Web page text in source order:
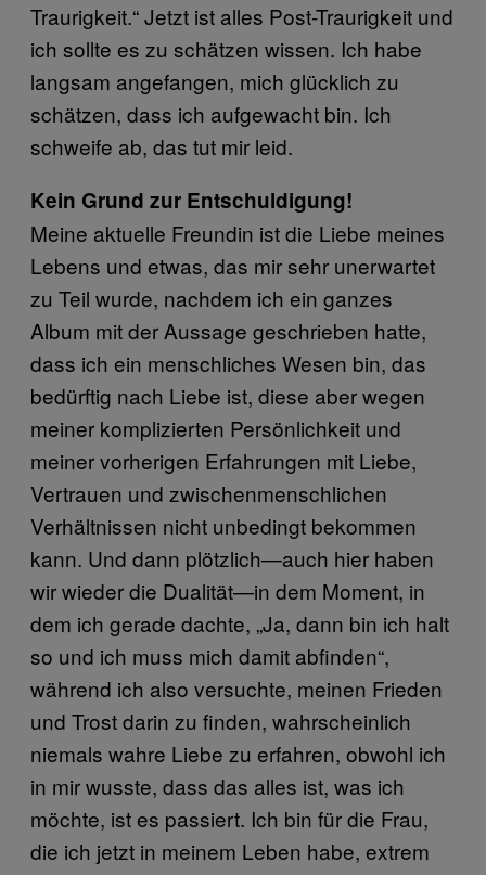
Traurigkeit.“ Jetzt ist alles Post-Traurigkeit und
ich sollte es zu schätzen wissen. Ich habe
langsam angefangen, mich glücklich zu
schätzen, dass ich aufgewacht bin. Ich
schweife ab, das tut mir leid.
Kein Grund zur Entschuldigung!
Meine aktuelle Freundin ist die Liebe meines
Lebens und etwas, das mir sehr unerwartet
zu Teil wurde, nachdem ich ein ganzes
Album mit der Aussage geschrieben hatte,
dass ich ein menschliches Wesen bin, das
bedürftig nach Liebe ist, diese aber wegen
meiner komplizierten Persönlichkeit und
meiner vorherigen Erfahrungen mit Liebe,
Vertrauen und zwischenmenschlichen
Verhältnissen nicht unbedingt bekommen
kann. Und dann plötzlich—auch hier haben
wir wieder die Dualität—in dem Moment, in
dem ich gerade dachte, „Ja, dann bin ich halt
so und ich muss mich damit abfinden“,
während ich also versuchte, meinen Frieden
und Trost darin zu finden, wahrscheinlich
niemals wahre Liebe zu erfahren, obwohl ich
in mir wusste, dass das alles ist, was ich
möchte, ist es passiert. Ich bin für die Frau,
die ich jetzt in meinem Leben habe, extrem